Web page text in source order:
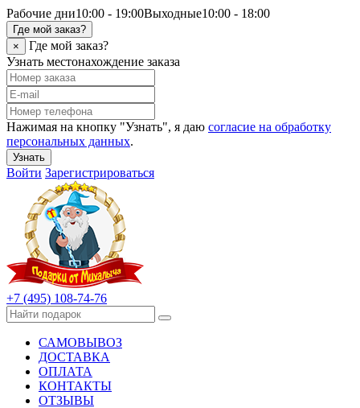
Рабочие дни10:00 - 19:00Выходные10:00 - 18:00
Где мой заказ?
×
Где мой заказ?
Узнать местонахождение заказа
Нажимая на кнопку "Узнать", я даю согласие на обработку
персональных данных.
Узнать
Войти Зарегистрироваться
+7 (495) 108-74-76
САМОВЫВОЗ
ДОСТАВКА
ОПЛАТА
КОНТАКТЫ
ОТЗЫВЫ